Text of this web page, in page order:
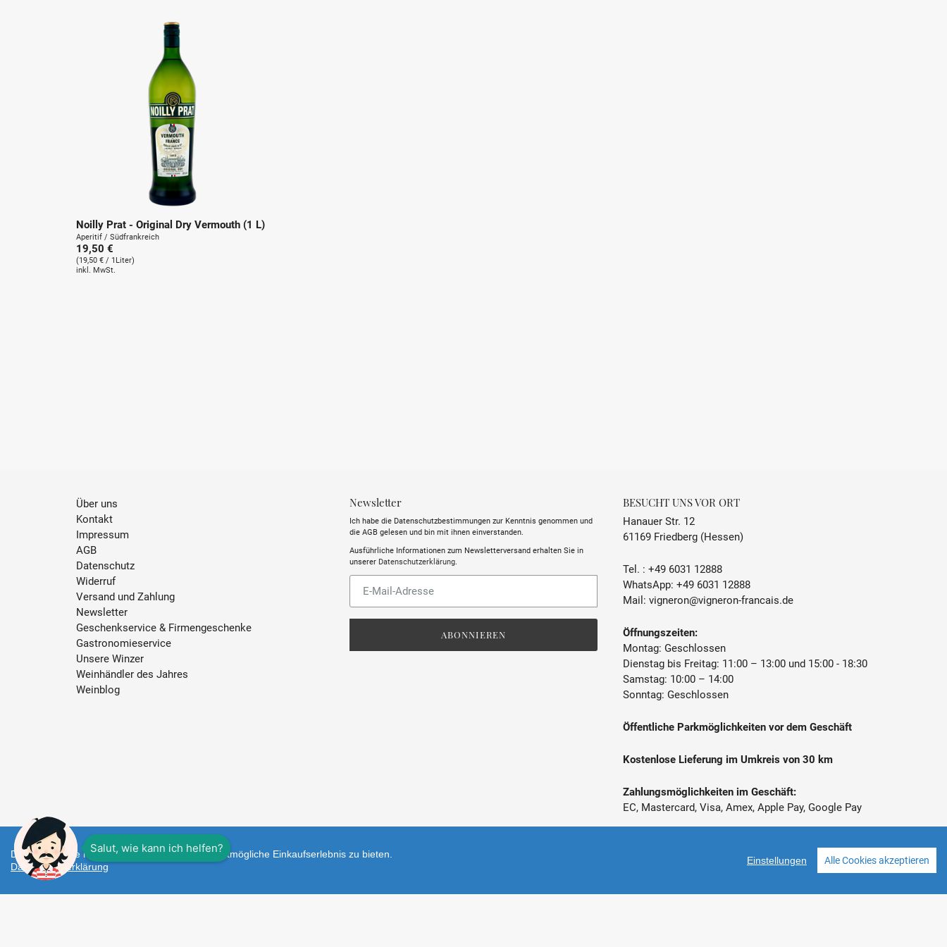
Noilly Prat - Original Dry Vermouth (1 L)
Aperitif / Südfrankreich
19,50 €
(19,50 € / 1Liter)
inkl. MwSt.
Über uns
Kontakt
Impressum
AGB
Datenschutz
Widerruf
Versand und Zahlung
Newsletter
Geschenkservice & Firmengeschenke
Gastronomieservice
Unsere Winzer
Weinhändler des Jahres
Weinblog
Newsletter
Ich habe die Datenschutzbestimmungen zur Kenntnis genommen und
die AGB gelesen und bin mit ihnen einverstanden.
Ausführliche Informationen zum Newsletterversand erhalten Sie in
unserer Datenschutzerklärung
ABONNIEREN
BESUCHT UNS VOR ORT
Hanauer Str. 12
61169 Friedberg (Hessen)
Tel. : +49 6031 12888
WhatsApp: +49 6031 12888
Mail: vigneron@vigneron-francais.de
Öffnungszeiten:
Montag: Geschlossen
Dienstag bis Freitag: 11:00 – 13:00 und 15:00 - 18:30
Samstag: 10:00 – 14:00
Sonntag: Geschlossen
Öffentliche Parkmöglichkeiten vor dem Geschäft
Kostenlose Lieferung im Umkreis von 30 km
Zahlungsmöglichkeiten im Geschäft:
EC, Mastercard, Visa, Amex, Apple Pay, Google Pay
Diese Webseite nutzt Cookies um Ihnen das bestmögliche Einkaufserlebnis zu bieten.
Datenschutzerklärung
Einstellungen Alle Cookies akzeptieren